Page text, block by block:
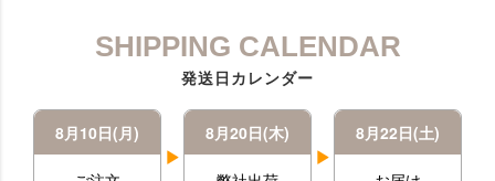
SHIPPING CALENDAR
発送日カレンダー